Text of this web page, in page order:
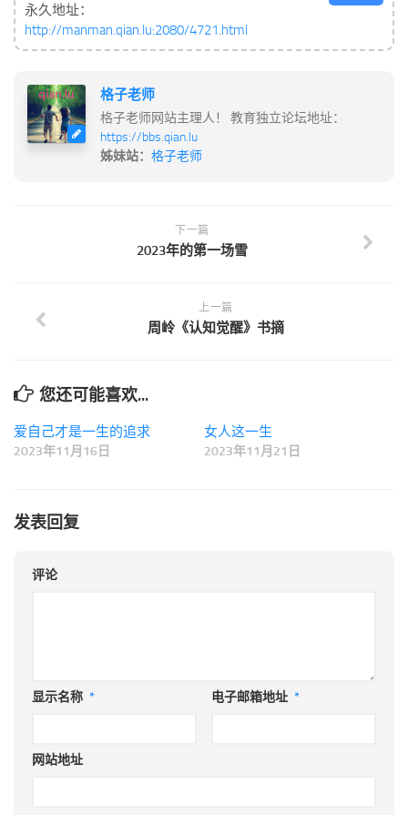
永久地址：
http://manman.qian.lu:2080/4721.html
格子老师
格子老师网站主理人！ 教育独立论坛地址：
https://bbs.qian.lu
姊妹站： 格子老师
下一篇
2023年的第一场雪
上一篇
周岭《认知觉醒》书摘
您还可能喜欢...
爱自己才是一生的追求
2023年11月16日
女人这一生
2023年11月21日
发表回复
评论
显示名称 * 电子邮箱地址 *
网站地址